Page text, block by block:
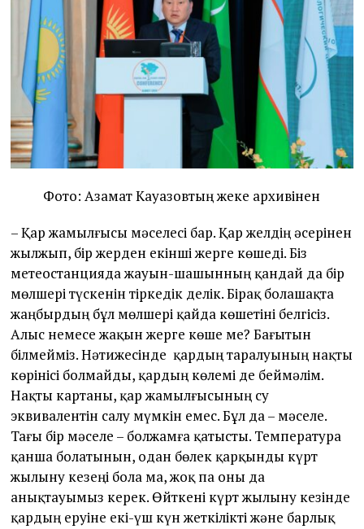
Фото: Азамат Кауазовтың жеке архивінен
– Қар жамылғысы мәселесі бар. Қар желдің әсерінен
жылжып, бір жерден екінші жерге көшеді. Біз
метеостанцияда жауын-шашынның қандай да бір
мөлшері түскенін тіркедік делік. Бірақ болашақта
жаңбырдың бұл мөлшері қайда көшетіні белгісіз.
Алыс немесе жақын жерге көше ме? Бағытын
білмейміз. Нәтижесінде қардың таралуының нақты
көрінісі болмайды, қардың көлемі де беймәлім.
Нақты картаны, қар жамылғысының су
эквивалентін салу мүмкін емес. Бұл да – мәселе.
Тағы бір мәселе – болжамға қатысты. Температура
қанша болатынын, одан бөлек қарқынды күрт
жылыну кезеңі бола ма, жоқ па оны да
анықтауымыз керек. Өйткені күрт жылыну кезінде
қардың еруіне екі-үш күн жеткілікті және барлық